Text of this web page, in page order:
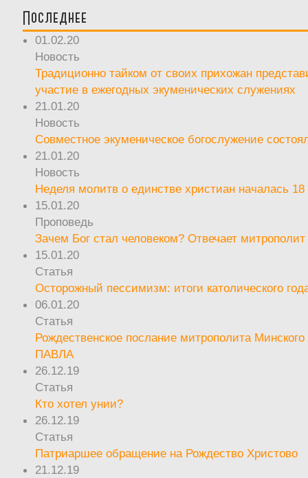
Последнее
01.02.20
Новость
Традиционно тайком от своих прихожан
участие в ежегодных экуменических служениях
21.01.20
Новость
Совместное экуменическое богослужение
21.01.20
Новость
Неделя молитв о единстве христиан началась 18
15.01.20
Проповедь
Зачем Бог стал человеком? Отвечает
15.01.20
Статья
Осторожный пессимизм: итоги католического
06.01.20
Статья
Рождественское послание митрополита Минского
ПАВЛА
26.12.19
Статья
Кто хотел унии?
26.12.19
Статья
Патриаршее обращение на Рождество Христово
21.12.19